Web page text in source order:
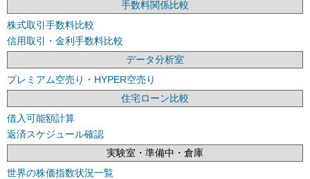
手数料関係比較
株式取引手数料比較
信用取引・金利手数料比較
データ分析室
プレミアム空売り・HYPER空売り
住宅ローン比較
借入可能額計算
返済スケジュール確認
実験室・準備中・倉庫
世界の株価指数状況一覧